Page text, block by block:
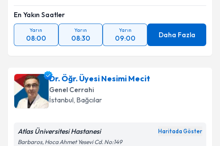
En Yakın Saatler
Yarın
08:00
Yarın
08:30
Yarın
09:00 Daha Fazla
Dr. Öğr. Üyesi Nesimi Mecit
Genel Cerrahi
İstanbul, Bağcılar
Atlas Üniversitesi Hastanesi Haritada Göster
Barbaros, Hoca Ahmet Yesevi Cd. No:149